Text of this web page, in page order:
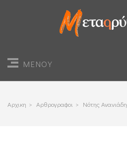
ΜΕΝΟΥ
Αρχικη > Αρθρογραφοι > Νότης